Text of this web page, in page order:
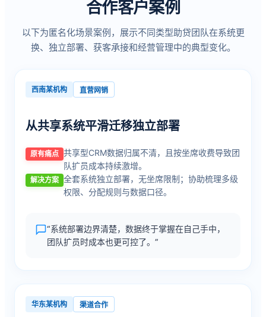
合作客户案例
以下为匿名化场景案例，展示不同类型助贷团队在系统更
换、独立部署、获客承接和经营管理中的典型变化。
西南某机构 直营网销
从共享系统平滑迁移独立部署
原有痛点 共享型CRM数据归属不清，且按坐席收费导致团
队扩员成本持续激增。
解决方案 全套系统独立部署，无坐席限制；协助梳理多级
权限、分配规则与数据口径。
“系统部署边界清楚，数据终于掌握在自己手中，
团队扩员时成本也更可控了。”
华东某机构 渠道合作